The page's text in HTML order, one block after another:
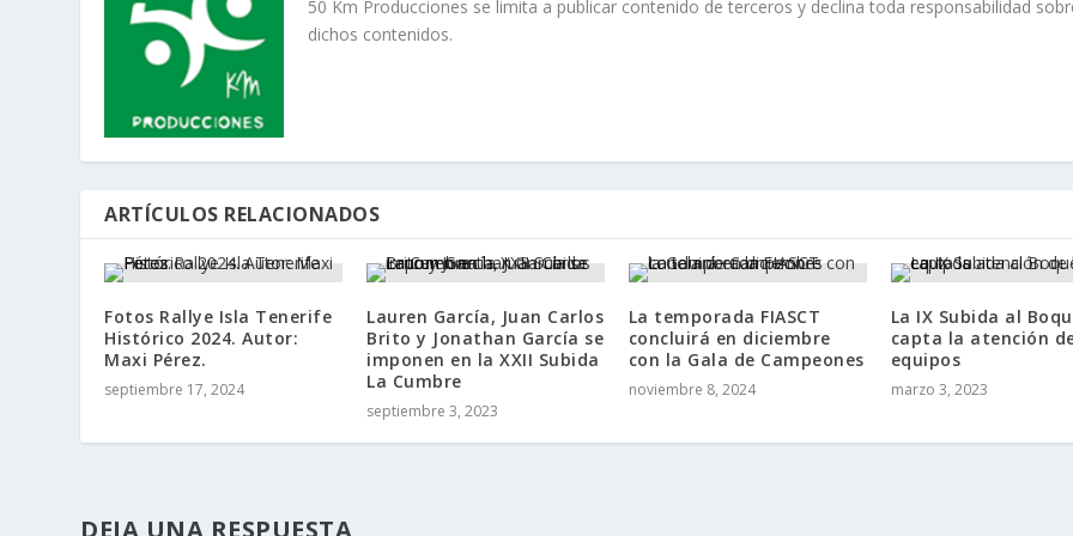
50 Km Producciones se limita a publicar contenido de terceros y declina toda responsabilidad
dichos contenidos.
ARTÍCULOS RELACIONADOS
Fotos Rallye Isla Tenerife
Histórico 2024. Autor:
Maxi Pérez.
septiembre 17, 2024
Lauren García, Juan Carlos
Brito y Jonathan García se
imponen en la XXII Subida
La Cumbre
septiembre 3, 2023
La temporada FIASCT
concluirá en diciembre
con la Gala de Campeones
noviembre 8, 2024
La IX Subida al
capta la atención
equipos
marzo 3, 2023